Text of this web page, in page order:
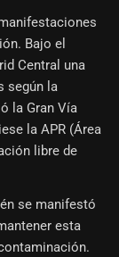
Bajo el
Central una
según la
la Gran Vía
la APR (Área
libre de
se manifestó
esta